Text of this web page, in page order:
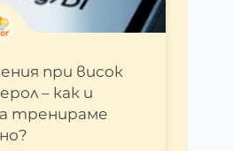
при висок
– как и
тренираме